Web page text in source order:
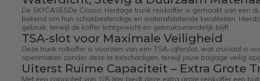
De SKYCASESDe Classic Heritage trunk reiskoffer is gemaakt van een
bekend om hun schokbestendige en waterafstotende kwaliteiten.
gebruik, terwijl de koffer lichtgewicht en gebruiksvriendelijk blijft.
TSA-slot voor Maximale Veiligheid
Deze trunk rolkoffer is voorzien van een TSA-cijferslot, wat cruciaal is
openmaken zonder deze te beschadigen, terwijl jouw bagage veilig
Uiterst Ruime Capaciteit – Extra Grote
Met een capaciteit van 105 liter biedt deze extra grote reiskoffer een